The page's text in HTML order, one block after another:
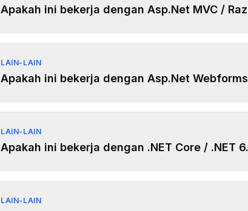
Apakah ini bekerja dengan Asp.Net MVC /
LAIN-LAIN
Apakah ini bekerja dengan Asp.Net
LAIN-LAIN
Apakah ini bekerja dengan .NET Core / .NET
LAIN-LAIN